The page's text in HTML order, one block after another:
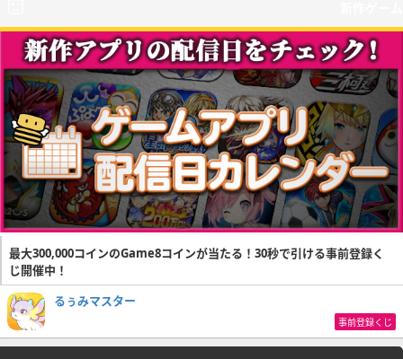
最大300,000コインのGame8コインが当たる！30秒で引ける事前登録く
じ開催中！
るぅみマスター
事前登録くじ